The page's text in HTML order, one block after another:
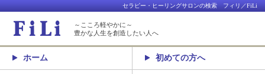
セラピー・ヒーリングサロンの検索 フィリ／FiLi
～こころ軽やかに～
豊かな人生を創造したい人へ
ホーム 初めての方へ